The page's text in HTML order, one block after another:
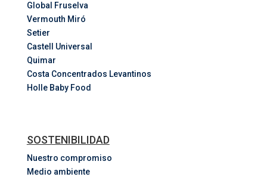
Global Fruselva
Vermouth Miró
Setier
Castell Universal
Quimar
Costa Concentrados Levantinos
Holle Baby Food
SOSTENIBILIDAD
Nuestro compromiso
Medio ambiente